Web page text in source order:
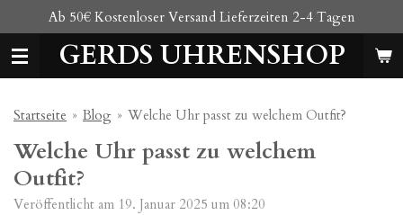
Hauptinhalt
springenGERDS UHRENSHOP
Ab 50€ Kostenloser Versand Lieferzeiten 2-4 Tagen
Startseite » Blog » Welche Uhr passt zu welchem Outfit?
Welche Uhr passt zu welchem
Outfit?
Veröffentlicht am 19. Januar 2025 um 08:20